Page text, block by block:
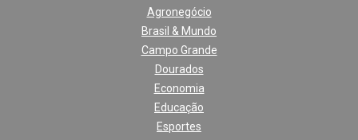
Agronegócio
Brasil & Mundo
Campo Grande
Dourados
Economia
Educação
Esportes